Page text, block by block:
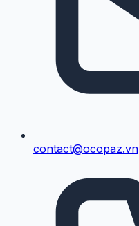
contact@ocopaz.vn